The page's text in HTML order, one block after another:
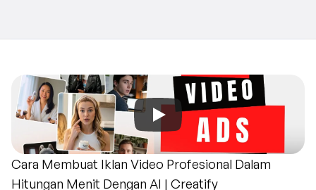
Cara Membuat Iklan Video Profesional Dalam
Hitungan Menit Dengan AI | Creatify